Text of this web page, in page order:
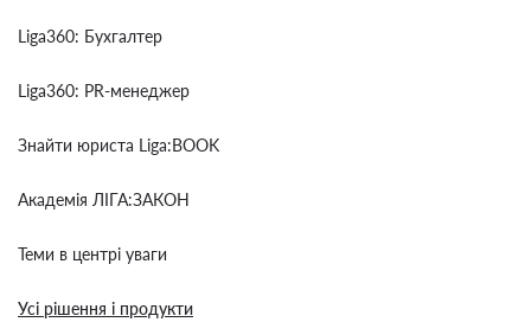
Liga360: Бухгалтер
Liga360: PR-менеджер
Знайти юриста Liga:BOOK
Академія ЛІГА:ЗАКОН
Теми в центрі уваги
Усі рішення і продукти